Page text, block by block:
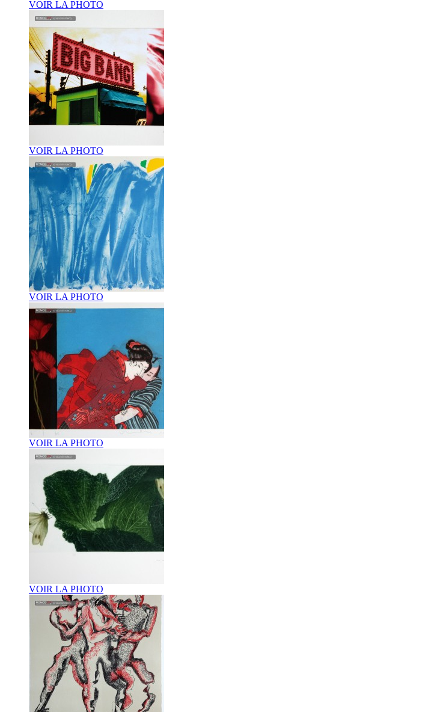
VOIR LA PHOTO
VOIR LA PHOTO
VOIR LA PHOTO
VOIR LA PHOTO
VOIR LA PHOTO